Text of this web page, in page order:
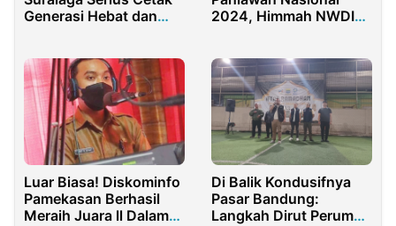
Generasi Hebat dan
2024, Himmah NWDI
Luar Biasa! Diskominfo
Pamekasan Berhasil
Meraih Juara ll Dalam
Di Balik Kondusifnya
Pasar Bandung:
Langkah Dirut Perumda